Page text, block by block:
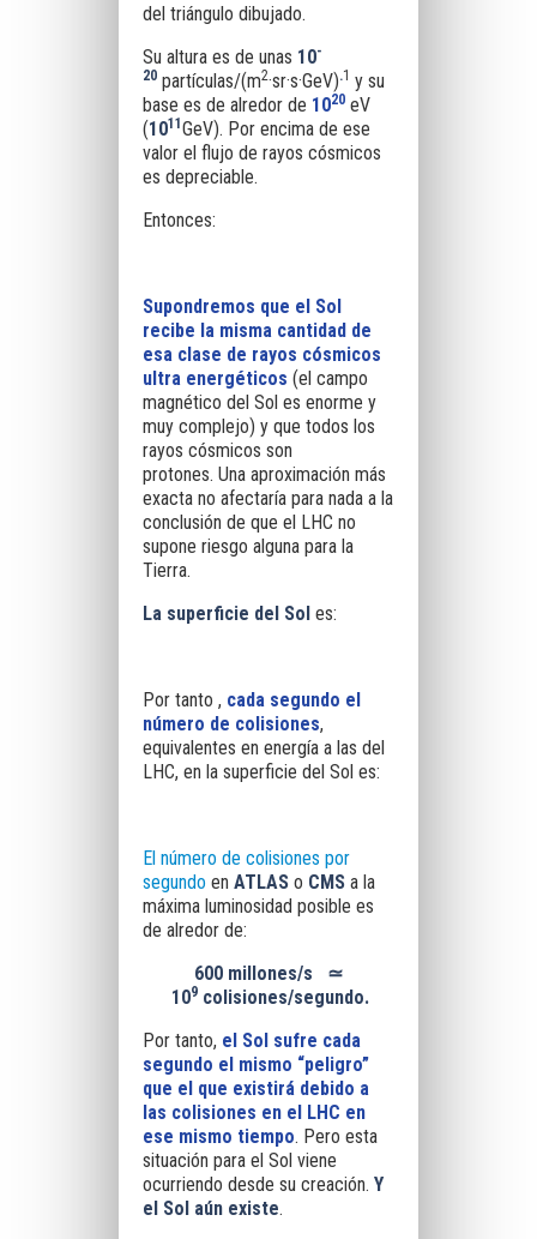
del triángulo dibujado.
Su altura es de unas 10-
20partículas/(m2·sr·s·GeV).1 y su
base es de alredor de 1020eV
(1011 GeV). Por encima de ese
valor el flujo de rayos cósmicos
es depreciable.
Entonces:
Supondremos que el Sol
recibe la misma cantidad de
esa clase de rayos cósmicos
ultra energéticos (el campo
magnético del Sol es enorme y
muy complejo) y que todos los
rayos cósmicos son
protones. Una aproximación más
exacta no afectaría para nada a la
conclusión de que el LHC no
supone riesgo alguna para la
Tierra.
La superficie del Soles:
Por tanto , cada segundo el
número de colisiones,
equivalentes en energía a las del
LHC, en la superficie del Sol es:
El número de colisiones por
segundo en ATLASo CMSa la
máxima luminosidad posible es
de alredor de:
600 millones/s ≃
109 colisiones/segundo.
Por tanto, el Sol sufre cada
segundo el mismo “peligro”
que el que existirá debido a
las colisiones en el LHC en
ese mismo tiempo. Pero esta
situación para el Sol viene
ocurriendo desde su creación. Y
el Sol aún existe.